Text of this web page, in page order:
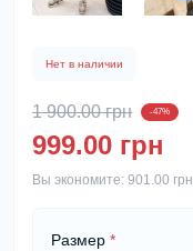
Нет в наличии
1 900.00 грн -47%
999.00 грн
Вы экономите: 901.00 грн
Размер *